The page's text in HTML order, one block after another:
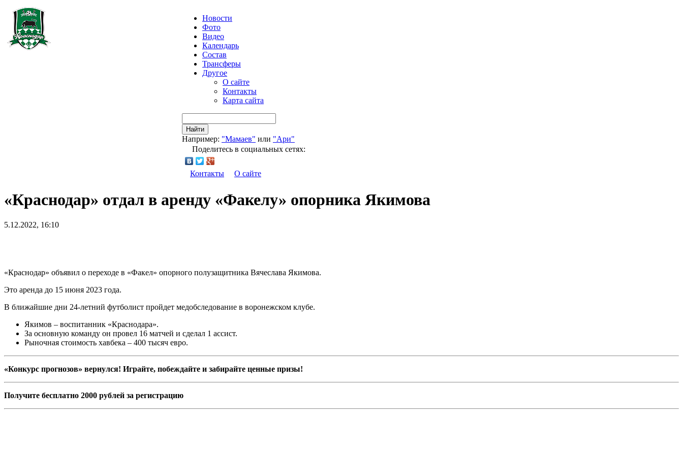
Новости
Фото
Видео
Календарь
Состав
Трансферы
Другое
О сайте
Контакты
Карта сайта
Найти
Например: "Мамаев" или "Ари"
Поделитесь в социальных сетях:
Контакты О сайте
«Краснодар» отдал в аренду «Факелу» опорника Якимова
5.12.2022, 16:10
«Краснодар» объявил о переходе в «Факел» опорного полузащитника Вячеслава Якимова.
Это аренда до 15 июня 2023 года.
В ближайшие дни 24-летний футболист пройдет медобследование в воронежском клубе.
Якимов – воспитанник «Краснодара».
За основную команду он провел 16 матчей и сделал 1 ассист.
Рыночная стоимость хавбека – 400 тысяч евро.
«Конкурс прогнозов» вернулся! Играйте, побеждайте и забирайте ценные призы!
Получите бесплатно 2000 рублей за регистрацию